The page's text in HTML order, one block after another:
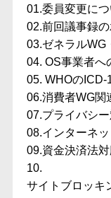
01.委員変更につ
02.前回議事録
03.ゼネラルWG
04. OS事業者へ
05. WHOのICD-
06.消費者WG関
07.プライバシ
08.インターネ
09.資金決済法
10.
サイトブロッキ